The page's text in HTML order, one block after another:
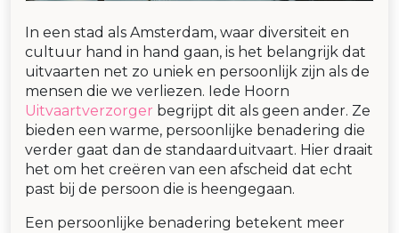
In een stad als Amsterdam, waar diversiteit en
cultuur hand in hand gaan, is het belangrijk dat
uitvaarten net zo uniek en persoonlijk zijn als de
mensen die we verliezen. Iede Hoorn
Uitvaartverzorger begrijpt dit als geen ander. Ze
bieden een warme, persoonlijke benadering die
verder gaat dan de standaarduitvaart. Hier draait
het om het creëren van een afscheid dat echt
past bij de persoon die is heengegaan.
Een persoonlijke benadering betekent meer